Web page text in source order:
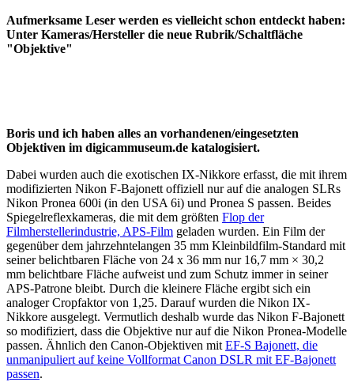
Aufmerksame Leser werden es vielleicht schon entdeckt haben:
Unter Kameras/Hersteller die neue Rubrik/Schaltfläche
"Objektive"
Boris und ich haben alles an vorhandenen/eingesetzten
Objektiven im digicammuseum.de katalogisiert.
Dabei wurden auch die exotischen IX-Nikkore erfasst, die mit ihrem
modifizierten Nikon F-Bajonett offiziell nur auf die analogen SLRs
Nikon Pronea 600i (in den USA 6i) und Pronea S passen. Beides
Spiegelreflexkameras, die mit dem größten Flop der
Filmherstellerindustrie, APS-Film geladen wurden. Ein Film der
gegenüber dem jahrzehntelangen 35 mm Kleinbildfilm-Standard mit
seiner belichtbaren Fläche von 24 x 36 mm nur 16,7 mm × 30,2
mm belichtbare Fläche aufweist und zum Schutz immer in seiner
APS-Patrone bleibt. Durch die kleinere Fläche ergibt sich ein
analoger Cropfaktor von 1,25. Darauf wurden die Nikon IX-
Nikkore ausgelegt. Vermutlich deshalb wurde das Nikon F-Bajonett
so modifiziert, dass die Objektive nur auf die Nikon Pronea-Modelle
passen. Ähnlich den Canon-Objektiven mit EF-S Bajonett, die
unmanipuliert auf keine Vollformat Canon DSLR mit EF-Bajonett
passen.